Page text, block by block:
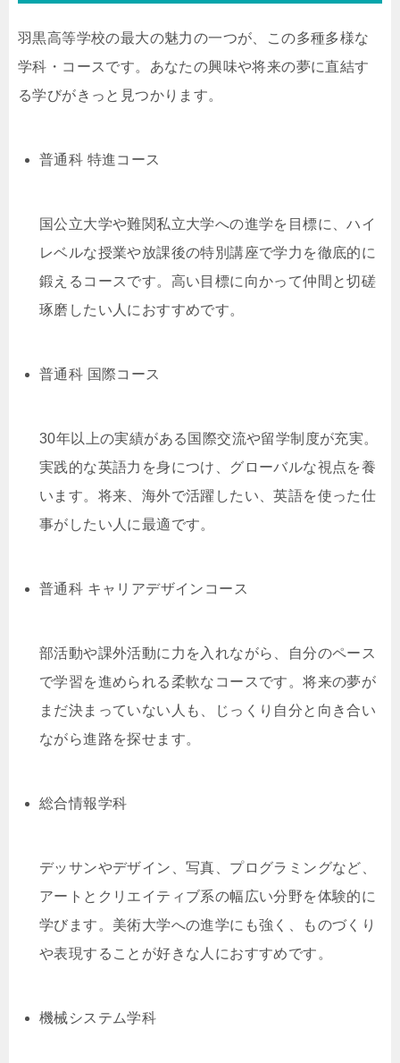
羽黒高等学校の最大の魅力の一つが、この多種多様な
学科・コースです。あなたの興味や将来の夢に直結す
る学びがきっと見つかります。
普通科 特進コース
国公立大学や難関私立大学への進学を目標に、ハイ
レベルな授業や放課後の特別講座で学力を徹底的に
鍛えるコースです。高い目標に向かって仲間と切磋
琢磨したい人におすすめです。
普通科 国際コース
30年以上の実績がある国際交流や留学制度が充実。
実践的な英語力を身につけ、グローバルな視点を養
います。将来、海外で活躍したい、英語を使った仕
事がしたい人に最適です。
普通科 キャリアデザインコース
部活動や課外活動に力を入れながら、自分のペース
で学習を進められる柔軟なコースです。将来の夢が
まだ決まっていない人も、じっくり自分と向き合い
ながら進路を探せます。
総合情報学科
デッサンやデザイン、写真、プログラミングなど、
アートとクリエイティブ系の幅広い分野を体験的に
学びます。美術大学への進学にも強く、ものづくり
や表現することが好きな人におすすめです。
機械システム学科